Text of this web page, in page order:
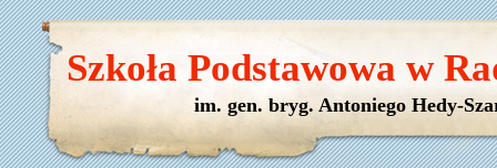
Szkoła Podstawowa w
im. gen. bryg. Antoniego Hedy-